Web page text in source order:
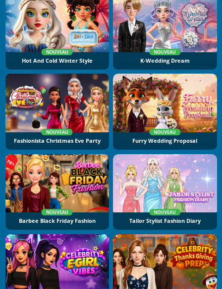
NOUVEAU
Hot And Cold Winter Style
NOUVEAU
K-Wedding Dream
NOUVEAU
Fashionista Christmas Eve Party
NOUVEAU
Furry Wedding Proposal
NOUVEAU
Barbee Black Friday Fashion
NOUVEAU
Tailor Stylist Fashion Diary